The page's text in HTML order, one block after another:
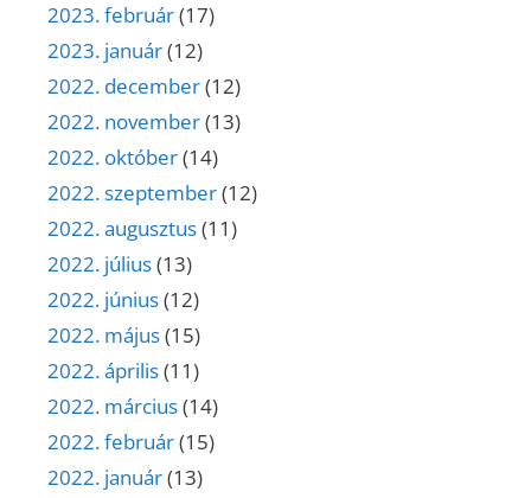
2023. február(17)
2023. január(12)
2022. december(12)
2022. november(13)
2022. október(14)
2022. szeptember(12)
2022. augusztus(11)
2022. július(13)
2022. június(12)
2022. május(15)
2022. április(11)
2022. március(14)
2022. február(15)
2022. január(13)